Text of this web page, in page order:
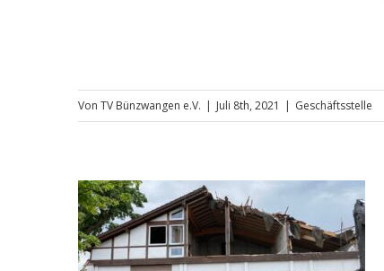
Von TV Bünzwangen e.V. | Juli 8th, 2021 | Geschäftsstelle